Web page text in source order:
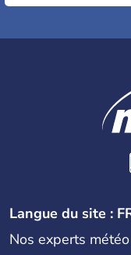
Langue du site :
Nos experts météo